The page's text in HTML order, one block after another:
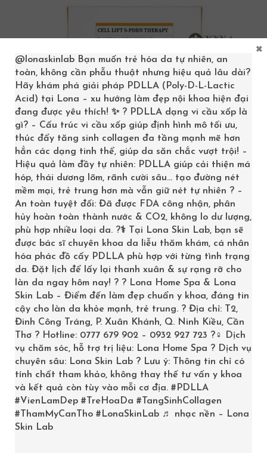
1,800,000
ADD TO CART
@lonaskinlab Bạn muốn trẻ hóa da tự nhiên, an
toàn, không cần phẫu thuật nhưng hiệu quả lâu dài?
Hãy khám phá giải pháp PDLLA (Poly-D-L-Lactic
Acid) tại Lona – xu hướng làm đẹp nội khoa hiện đại
đang được yêu thích! ✨ ? PDLLA dạng vi cầu xốp là
gì? – Cấu trúc vi cầu xốp giúp định hình mô tối ưu,
thúc đẩy tăng sinh collagen đa tầng mạnh mẽ hơn
hẳn các dạng tinh thể, giúp da săn chắc vượt trội! –
Hiệu quả làm đầy tự nhiên: PDLLA giúp cải thiện má
hóp, thái dương lõm, rãnh cười sâu… tạo đường nét
mềm mại, trẻ trung hơn mà vẫn giữ nét tự nhiên ? –
An toàn tuyệt đối: Đã được FDA công nhận, phân
hủy hoàn toàn thành nước & CO2, không lo dư lượng,
phù hợp nhiều loại da. ?‍⚕️ Tại Lona Skin Lab, bạn sẽ
được bác sĩ chuyên khoa da liễu thăm khám, cá nhân
hóa phác đồ cấy PDLLA phù hợp với từng tình trạng
da. Đặt lịch để lấy lại thanh xuân & sự rạng rỡ cho
làn da ngay hôm nay! ? ? Lona Home Spa & Lona
Skin Lab – Điểm đến làm đẹp chuẩn y khoa, đáng tin
cậy cho làn da khỏe mạnh, trẻ trung. ? Địa chỉ: T2,
Đinh Công Tráng, P. Xuân Khánh, Q. Ninh Kiều, Cần
Thơ ? Hotline: 0777 679 902 – 0932 927 723 ?‍♀️ Dịch
vụ chăm sóc, hỗ trợ trị liệu: Lona Home Spa ? Dịch vụ
chuyên sâu: Lona Skin Lab ? Lưu ý: Thông tin chỉ có
tính chất tham khảo, không thay thế tư vấn y khoa
và kết quả còn tùy vào mỗi cơ địa. #PDLLA
#VienLamDep #TreHoaDa #TangSinhCollagen
#ThamMyCanTho #LonaSkinLab ♬ nhạc nền – Lona
Skin Lab
×